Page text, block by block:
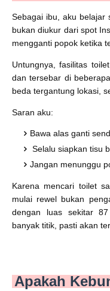
Sebagai ibu, aku belajar
bukan diukur dari spot
mengganti popok ketika
Untungnya, fasilitas
dan tersebar di
beda tergantung lokasi,
Saran aku:
Bawa alas ganti
Selalu siapkan tisu
Jangan menunggu
Karena mencari toilet
mulai rewel bukan
dengan luas sekitar
banyak titik, pasti akan
Apakah